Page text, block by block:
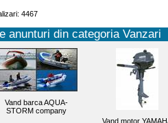
4467
anunturi din categoria Vanzari
Vand barca AQUA-
STORM company
Vand motor